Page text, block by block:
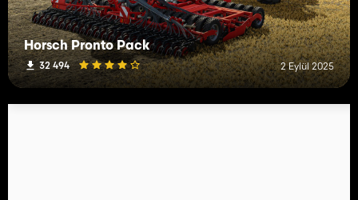
Horsch Pronto Pack
32 494 2 Eylül 2025